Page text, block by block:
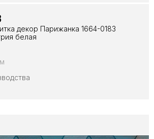
декор Парижанка 1664-0183
белая